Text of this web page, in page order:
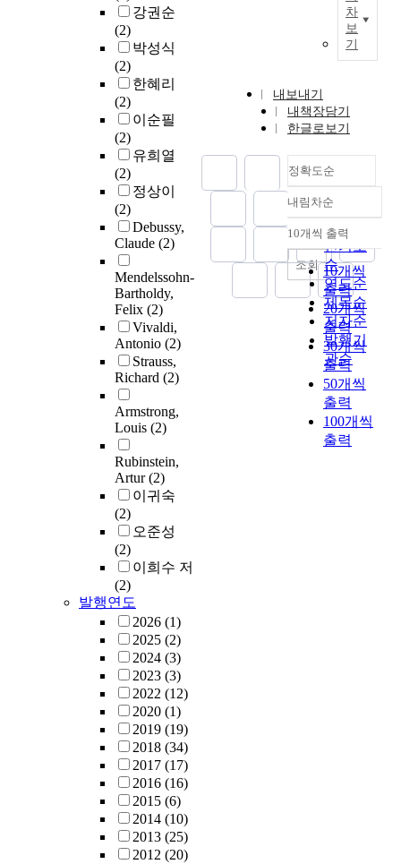
강권순
(2)
박성식
(2)
한혜리
(2)
이순필
(2)
유희열
(2)
정상이
(2)
Debussy,
Claude (2)
Mendelssohn-
Bartholdy,
Felix (2)
Vivaldi,
Antonio (2)
Strauss,
Richard (2)
Armstrong,
Louis (2)
Rubinstein,
Artur(2)
이귀숙
(2)
오준성
(2)
이희수 저
(2)
발행연도
2026 (1)
2025 (2)
2024 (3)
2023 (3)
2022 (12)
2020 (1)
2019 (19)
2018 (34)
2017 (17)
2016 (16)
2015 (6)
2014 (10)
2013 (25)
2012 (20)
차
보
기
내보내기
내책장담기
한글로보기
정확도순
정확도
순
인기도
순
연도순
제목순
저자순
발행기
관순
내림차순
내림차순
10개씩 출력
10개씩
출력
20개씩
출력
30개씩
출력
50개씩
출력
100개씩
출력
조회